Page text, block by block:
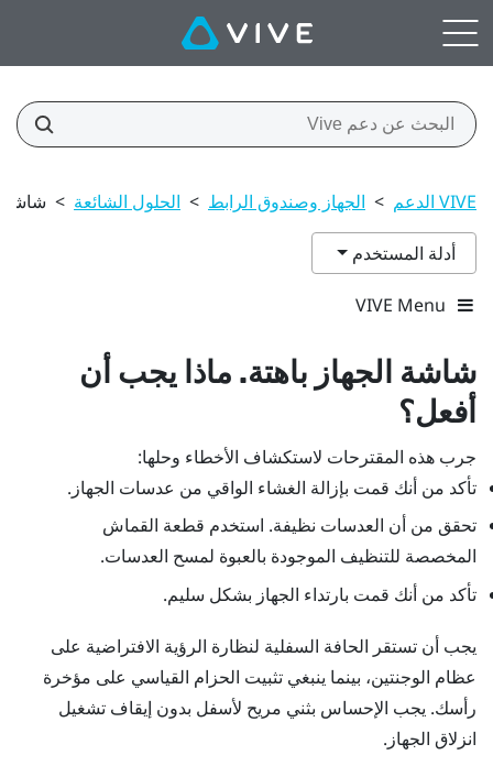
VIVE الدعم > الجهاز وصندوق الرابط > الحلول الشائعة > شاشة
أدلة المستخدم
VIVE Menu
شاشة الجهاز باهتة. ماذا يجب أن
أفعل؟
جرب هذه المقترحات لاستكشاف الأخطاء وحلها:
تأكد من أنك قمت بإزالة الغشاء الواقي من عدسات الجهاز.
تحقق من أن العدسات نظيفة. استخدم قطعة القماش
المخصصة للتنظيف الموجودة بالعبوة لمسح العدسات.
تأكد من أنك قمت بارتداء الجهاز بشكل سليم.
يجب أن تستقر الحافة السفلية لنظارة الرؤية الافتراضية على
عظام الوجنتين، بينما ينبغي تثبيت الحزام القياسي على مؤخرة
رأسك. يجب الإحساس بثني مريح لأسفل بدون إيقاف تشغيل
انزلاق الجهاز.